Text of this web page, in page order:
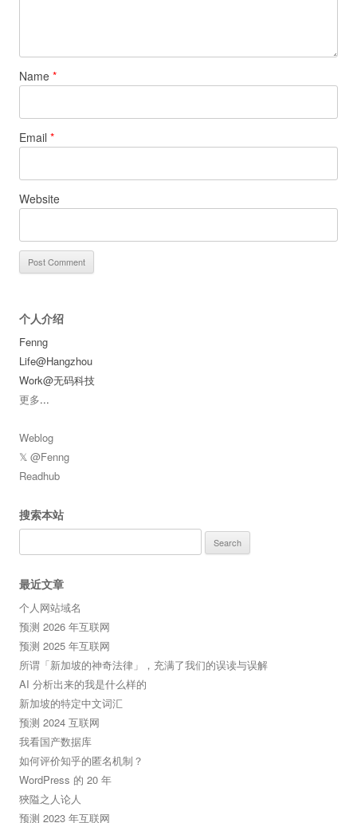
Name *
Email *
Website
个人介绍
Fenng
Life@Hangzhou
Work@无码科技
更多...
Weblog
𝕏 @Fenng
Readhub
搜索本站
for:
最近文章
个人网站域名
预测 2026 年互联网
预测 2025 年互联网
所谓「新加坡的神奇法律」，充满了我们的误读与误解
AI 分析出来的我是什么样的
新加坡的特定中文词汇
预测 2024 互联网
我看国产数据库
如何评价知乎的匿名机制？
WordPress 的 20 年
狹隘之人论人
预测 2023 年互联网